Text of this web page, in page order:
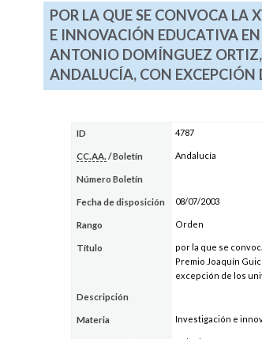
POR LA QUE SE CONVOCA LA
E INNOVACIÓN EDUCATIVA
ANTONIO DOMÍNGUEZ
ANDALUCÍA, CON EXCEPCIÓN
ID 4787
CC.AA. / Boletín Andalucía
Número Boletín
Fecha de disposición 08/07/2003
Rango Orden
Título
por la que se
Premio Joaquín
excepción de los
Descripción
Materia Investigación e